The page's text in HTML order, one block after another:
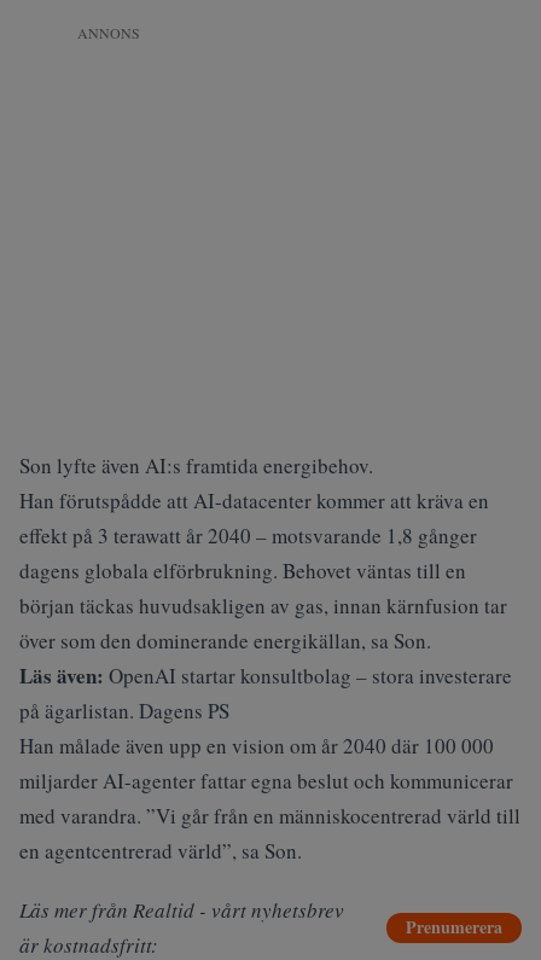
ANNONS
Son lyfte även AI:s framtida energibehov.
Han förutspådde att AI-datacenter kommer att kräva en
effekt på 3 terawatt år 2040 – motsvarande 1,8 gånger
dagens globala elförbrukning. Behovet väntas till en
början täckas huvudsakligen av gas, innan kärnfusion tar
över som den dominerande energikällan, sa Son.
Läs även: OpenAI startar konsultbolag – stora investerare
på ägarlistan. Dagens PS
Han målade även upp en vision om år 2040 där 100 000
miljarder AI-agenter fattar egna beslut och kommunicerar
med varandra. ”Vi går från en människocentrerad värld till
en agentcentrerad värld”, sa Son.
Läs mer från Realtid - vårt nyhetsbrev
är kostnadsfritt:
Prenumerera